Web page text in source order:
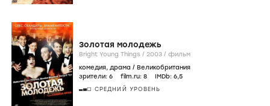
Золотая молодежь
Bright Young Things / 2003 / фильм
комедия, драма / Великобритания
зрители: 6 film.ru: 8 IMDb: 6,5
СРЕДНИЙ УРОВЕНЬ